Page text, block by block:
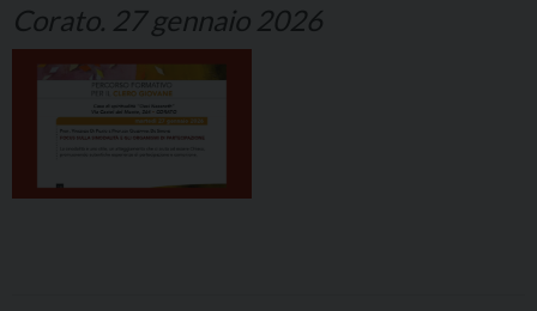
Corato. 27 gennaio 2026